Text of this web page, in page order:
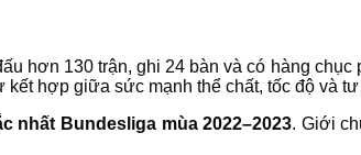
hơn 130 trận, ghi 24 bàn và có hàng
hợp giữa sức mạnh thể chất, tốc độ và
nhất Bundesliga mùa 2022–2023. Giới